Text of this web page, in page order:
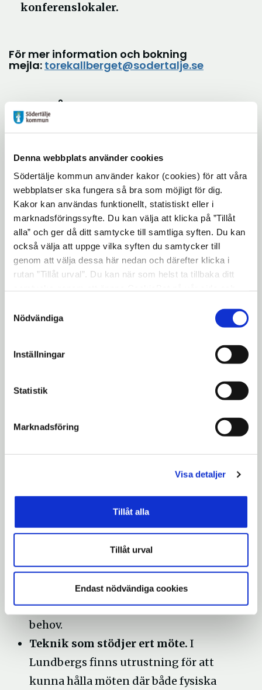
Denna webbplats använder cookies
Södertälje kommun använder kakor (cookies) för att våra
webbplatser ska fungera så bra som möjligt för dig.
Kakor kan användas funktionellt, statistiskt eller i
marknadsföringssyfte. Du kan välja att klicka på ”Tillåt
alla” och ger då ditt samtycke till samtliga syften. Du kan
också välja att uppge vilka syften du samtycker till
genom att välja dessa här nedan och därefter klicka i
rutan ”Tillåt urval”. Du kan när som helst ta tillbaka ditt
"Visa detaljer" kan du läsa om hur kakorna används och
hur vi och våra leverantörer inhämtar och behandlar
Nödvändiga
Inställningar
Statistik
Marknadsföring
Visa detaljer
Tillåt alla
Tillåt urval
Endast nödvändiga cookies
konferenslokaler.
För mer information och bokning
mejla: torekallberget@sodertalje.se
OM VÅR LOKAL,
LUNDBERGS
Lundbergs är en hemtrevlig och flexibel
lokal för mindre grupper, utrustad med wifi,
projektor och hybridmötesteknik. Perfekt
för möten, workshops, minnesstunder och
Salen på övervåningen har 25 sittplatser.
har plats för ca 25 gäster.
Lokalens övervåning nås enbart via trappa
och har därför begränsad tillgänglighet.Vi
Varför välja Lundbergs?
Fika och förtäring för alla tillfällen.
Vi erbjuder goda fikapaket och enklare
förtäring vid både konferenser och
privata sammankomster. Allt serverat
med omtanke och anpassat efter era
behov.
Teknik som stödjer ert möte. I
Lundbergs finns utrustning för att
kunna hålla möten där både fysiska